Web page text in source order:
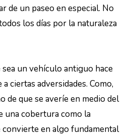
de un paseo en especial. No
los días por la naturaleza
un vehículo antiguo hace
ciertas adversidades. Como,
de que se averíe en medio del
una cobertura como la
convierte en algo fundamental